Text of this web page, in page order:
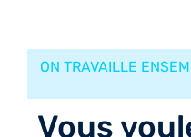
ON TRAVAILLE
Vous